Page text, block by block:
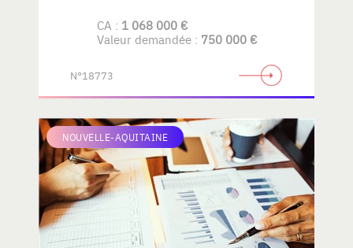
CA : 1 068 000 €
Valeur demandée : 750 000 €
N°18773
NOUVELLE-AQUITAINE